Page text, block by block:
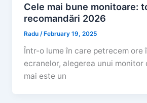
Cele mai bune monitoare:
recomandări 2026
Radu /February 19, 2025
Într-o lume în care petrecem ore
ecranelor, alegerea unui
mai este un